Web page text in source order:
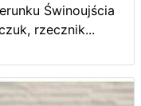
Świnoujścia
rzecznik...